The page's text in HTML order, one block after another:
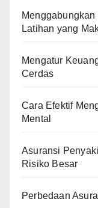
Latihan yang
Mengatur
Cerdas
Cara Efektif
Mental
Asuransi
Risiko Besar
Perbedaan